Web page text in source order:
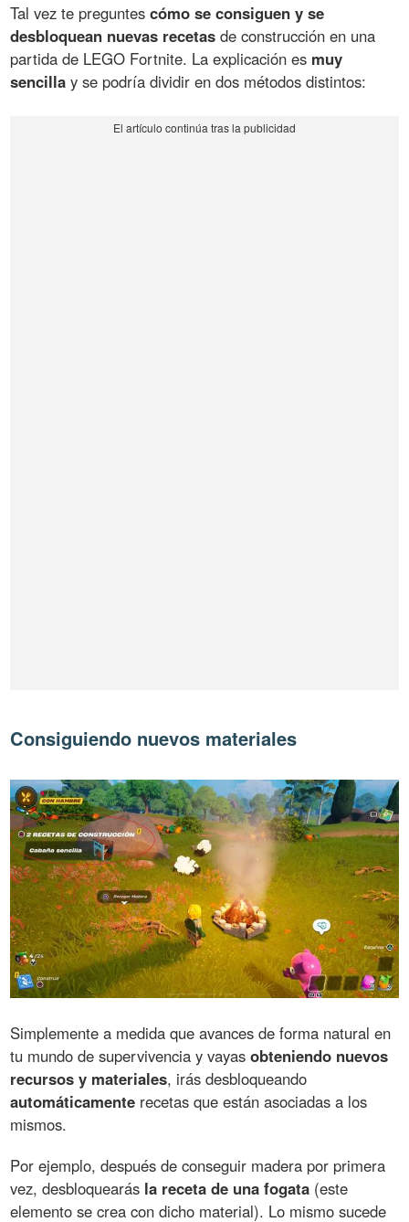
Tal vez te preguntescómo se consiguen y se
desbloquean nuevas recetas de construcción en una
partida de LEGO Fortnite. La explicación es muy
sencilla y se podría dividir en dos métodos distintos:
Consiguiendo nuevos materiales
Simplemente a medida que avances de forma natural en
tu mundo de supervivencia y vayasobteniendo nuevos
recursos y materiales, irás desbloqueando
automáticamente recetas que están asociadas a los
mismos.
Por ejemplo, después de conseguir madera por primera
vez, desbloquearás la receta de una fogata (este
elemento se crea con dicho material). Lo mismo sucede